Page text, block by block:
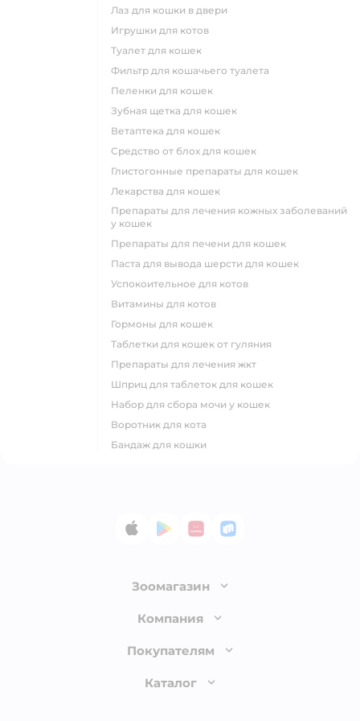
лаз для кошки в двери
игрушки для котов
туалет для кошек
фильтр для кошачьего туалета
пеленки для кошек
зубная щетка для кошек
ветаптека для кошек
средство от блох для кошек
глистогонные препараты для кошек
лекарства для кошек
препараты для лечения кожных заболеваний
у кошек
препараты для печени для кошек
паста для вывода шерсти для кошек
успокоительное для котов
витамины для котов
гормоны для кошек
таблетки для кошек от гуляния
препараты для лечения жкт
шприц для таблеток для кошек
набор для сбора мочи у кошек
воротник для кота
бандаж для кошки
App StoreGoogle Play
AppGallery
RuStore
Зоомагазин
Лицензия
Доставка и оплата
Обмен и возврат товара
Компания
О компании
Покупателям
Бонусные карты
Каталог